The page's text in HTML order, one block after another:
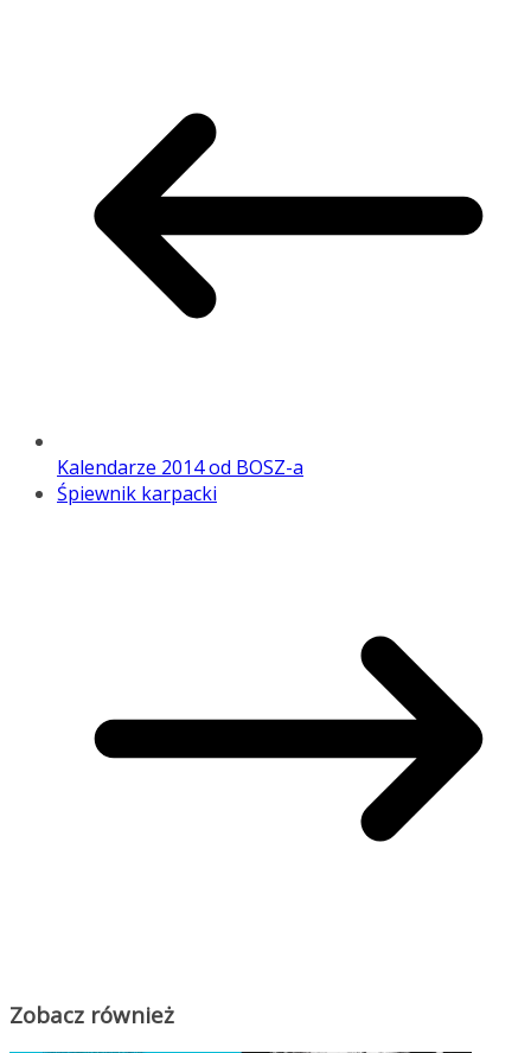
Kalendarze 2014 od BOSZ-a
Śpiewnik karpacki
Zobacz również